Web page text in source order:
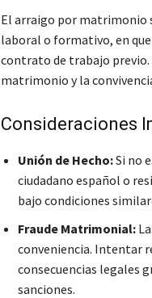
El arraigo por matrimonio
laboral o formativo, en
contrato de trabajo
matrimonio y la
Consideraciones
Unión de Hecho:Si no
ciudadano español o
bajo condiciones
Fraude Matrimonial:
conveniencia. Intentar
consecuencias legales
sanciones.